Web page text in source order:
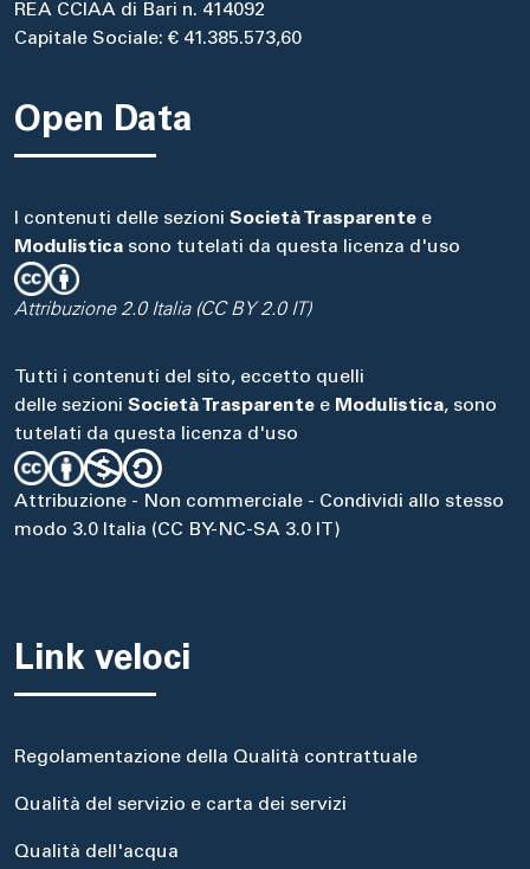
REA CCIAA di Bari n. 414092
Capitale Sociale: € 41.385.573,60
Open Data
I contenuti delle sezioni Società Trasparente e
Modulistica sono tutelati da questa licenza d'uso
Attribuzione 2.0 Italia (CC BY 2.0 IT)
Tutti i contenuti del sito, eccetto quelli
delle sezioni Società Trasparente e Modulistica, sono
tutelati da questa licenza d'uso
Attribuzione - Non commerciale - Condividi allo stesso
modo 3.0 Italia (CC BY-NC-SA 3.0 IT)
Link veloci
Regolamentazione della Qualità contrattuale
Qualità del servizio e carta dei servizi
Qualità dell'acqua